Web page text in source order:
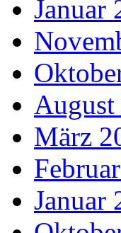
Januar
August
März
Januar